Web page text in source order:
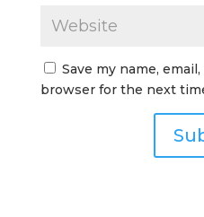
Save my name,
browser for the next